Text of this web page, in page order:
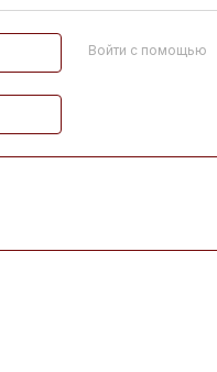
Войти с помощью